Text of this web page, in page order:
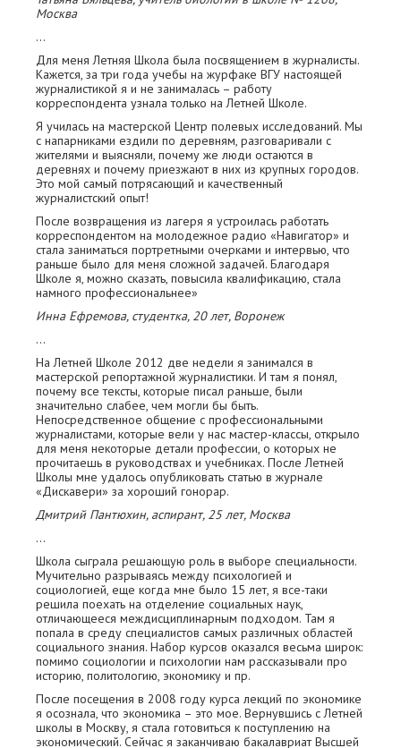
Москва
…
Для меня Летняя Школа была посвящением в журналисты.
Кажется, за три года учебы на журфаке ВГУ настоящей
журналистикой я и не занималась – работу
корреспондента узнала только на Летней Школе.
Я училась на мастерской Центр полевых исследований. Мы
с напарниками ездили по деревням, разговаривали с
жителями и выясняли, почему же люди остаются в
деревнях и почему приезжают в них из крупных городов.
Это мой самый потрясающий и качественный
журналистский опыт!
После возвращения из лагеря я устроилась работать
корреспондентом на молодежное радио «Навигатор» и
стала заниматься портретными очерками и интервью, что
раньше было для меня сложной задачей. Благодаря
Школе я, можно сказать, повысила квалификацию, стала
намного профессиональнее»
Инна Ефремова, студентка, 20 лет, Воронеж
…
На Летней Школе 2012 две недели я занимался в
мастерской репортажной журналистики. И там я понял,
почему все тексты, которые писал раньше, были
значительно слабее, чем могли бы быть.
Непосредственное общение с профессиональными
журналистами, которые вели у нас мастер-классы, открыло
для меня некоторые детали профессии, о которых не
прочитаешь в руководствах и учебниках. После Летней
Школы мне удалось опубликовать статью в журнале
«Дискавери» за хороший гонорар.
Дмитрий Пантюхин, аспирант, 25 лет, Москва
…
Школа сыграла решающую роль в выборе специальности.
Мучительно разрываясь между психологией и
социологией, еще когда мне было 15 лет, я все-таки
решила поехать на отделение социальных наук,
отличающееся междисциплинарным подходом. Там я
попала в среду специалистов самых различных областей
социального знания. Набор курсов оказался весьма широк:
помимо социологии и психологии нам рассказывали про
историю, политологию, экономику и пр.
После посещения в 2008 году курса лекций по экономике
я осознала, что экономика – это мое. Вернувшись с Летней
школы в Москву, я стала готовиться к поступлению на
экономический. Сейчас я заканчиваю бакалавриат Высшей